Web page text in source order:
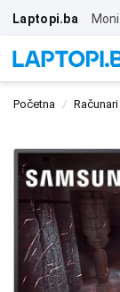
Laptopi.ba
Početna Računari